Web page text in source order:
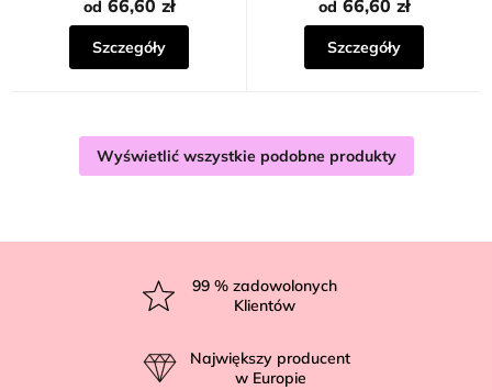
od 66,60 zł
Szczegóły
od 66,60 zł
Szczegóły
Wyświetlić wszystkie podobne produkty
99 % zadowolonych
Klientów
Największy producent
w Europie